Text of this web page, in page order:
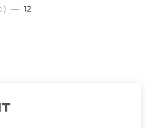
— 12